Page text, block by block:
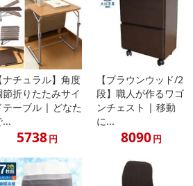
品について】
期間は、配送日数などにより異なります
お受けできません。
確認いただき、お届けする商品セット
えでお申し込みください。
ューアル（成分など含む）等により、
ーコードなど、お届け商品と多少異な
ナチュラル】角度
節折りたたみサイ
テーブル | どなた
...
5738円
【ブラウンウッド/2
段】職人が作るワゴ
ンチェスト | 移動
に...
8090円